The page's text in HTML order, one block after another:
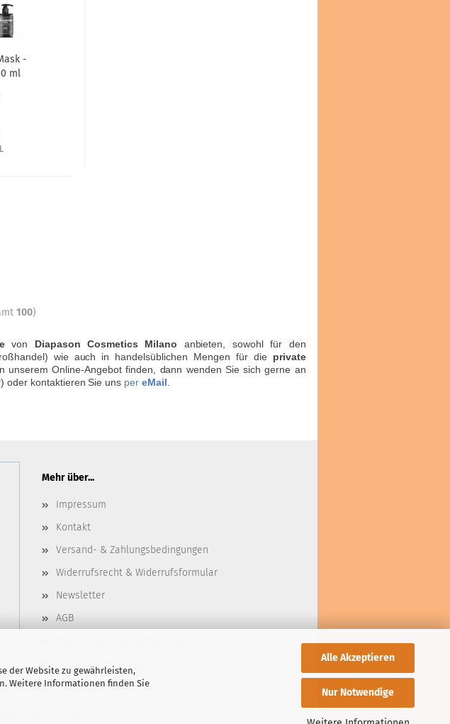
der Website zu gewährleisten,
Weitere Informationen finden Sie
Alle Akzeptieren
Nur Notwendige
-
ml
100)
von Diapason Cosmetics Milano anbieten, sowohl für den
wie auch in handelsüblichen Mengen für die private
unserem Online-Angebot finden, dann wenden Sie sich gerne an
oder kontaktieren Sie uns pereMail
Mehr über...
Impressum
Kontakt
Versand- & Zahlungsbedingungen
Widerrufsrecht & Widerrufsformular
Newsletter
AGB
Cookie Einstellungen